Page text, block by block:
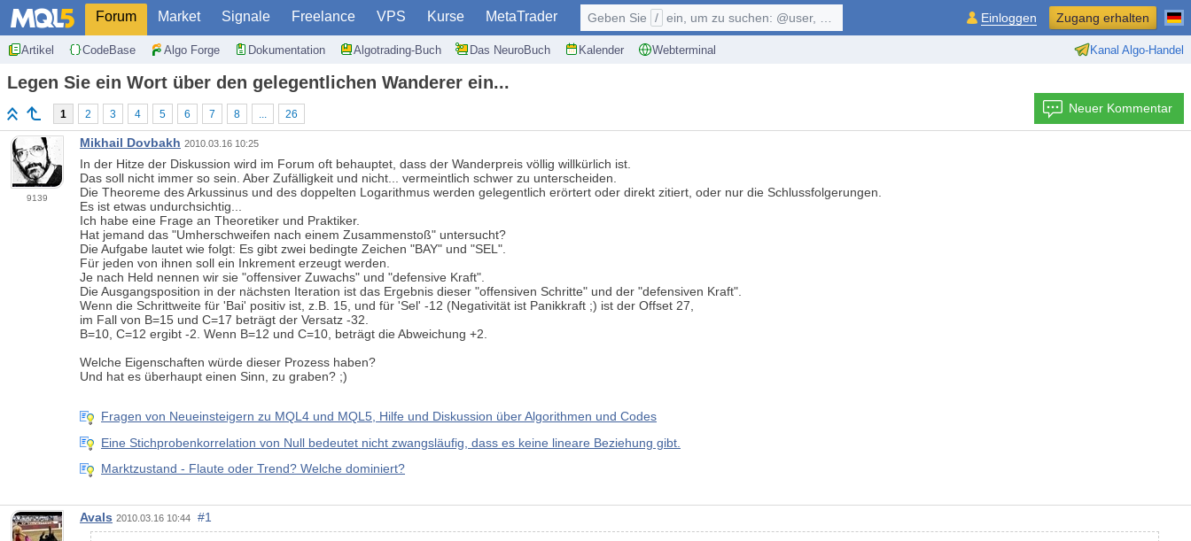
Forum Market Signale Freelance VPS Kurse MetaTrader
Artikel CodeBase Algo Forge Dokumentation Algotrading-Buch Das NeuroBuch Kalender Webterminal Kanal Algo-Handel
Geben Sie / ein, um zu suchen: @user, $symbol, ... Einloggen Zugang erhalten
Legen Sie ein Wort über den gelegentlichen Wanderer ein...
1 2 3 4 5 6 7 8 ... 26 Neuer Kommentar
9139
Mikhail Dovbakh 2010.03.16 10:25
In der Hitze der Diskussion wird im Forum oft behauptet, dass der Wanderpreis völlig willkürlich ist.
Das soll nicht immer so sein. Aber Zufälligkeit und nicht... vermeintlich schwer zu unterscheiden.
Die Theoreme des Arkussinus und des doppelten Logarithmus werden gelegentlich erörtert oder direkt zitiert, oder nur die Schlussfolgerungen.
Es ist etwas undurchsichtig...
Ich habe eine Frage an Theoretiker und Praktiker.
Hat jemand das "Umherschweifen nach einem Zusammenstoß" untersucht?
Die Aufgabe lautet wie folgt: Es gibt zwei bedingte Zeichen "BAY" und "SEL".
Für jeden von ihnen soll ein Inkrement erzeugt werden.
Je nach Held nennen wir sie "offensiver Zuwachs" und "defensive Kraft".
Die Ausgangsposition in der nächsten Iteration ist das Ergebnis dieser "offensiven Schritte" und der "defensiven Kraft".
Wenn die Schrittweite für 'Bai' positiv ist, z.B. 15, und für 'Sel' -12 (Negativität ist Panikkraft ;) ist der Offset 27,
im Fall von B=15 und C=17 beträgt der Versatz -32.
B=10, C=12 ergibt -2. Wenn B=12 und C=10, beträgt die Abweichung +2.
Welche Eigenschaften würde dieser Prozess haben?
Und hat es überhaupt einen Sinn, zu graben? ;)
Fragen von Neueinsteigern zu MQL4 und MQL5, Hilfe und Diskussion über Algorithmen und Codes
Eine Stichprobenkorrelation von Null bedeutet nicht zwangsläufig, dass es keine lineare Beziehung gibt.
Marktzustand - Flaute oder Trend? Welche dominiert?
Avals 2010.03.16 10:44 #1